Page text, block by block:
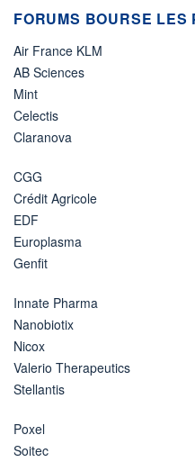
FORUMS BOURSE LES
Air France KLM
AB Sciences
Mint
Celectis
Claranova
CGG
Crédit Agricole
EDF
Europlasma
Genfit
Innate Pharma
Nanobiotix
Nicox
Valerio Therapeutics
Stellantis
Poxel
Soitec